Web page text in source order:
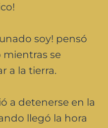
soy! pensó
se
a la tierra.
a detenerse en la
llegó la hora